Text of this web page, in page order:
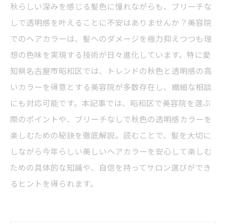
秋らしい深みを感じる髪色に憧れながらも、ブリーチな
しで透明感を叶えることに不安はありませんか？美容院
でのヘアカラーは、髪へのダメージを極力抑えつつも理
想の色味を実現する技術が日々進化しています。特に愛
知県名古屋市昭和区では、トレンドの秋色と透明感の高
いカラーを得意とする美容院が多数存在し、繊細な相談
にも対応可能です。本記事では、昭和区で美容院を選ぶ
際のポイントや、ブリーチなしで秋色の透明感カラーを
楽しむための秘訣を徹底解説。読むことで、髪を大切に
しながら今年らしい美しいヘアカラーを安心して楽しむ
ための具体的な知識や、自信を持ってサロン選びができ
るヒントを得られます。